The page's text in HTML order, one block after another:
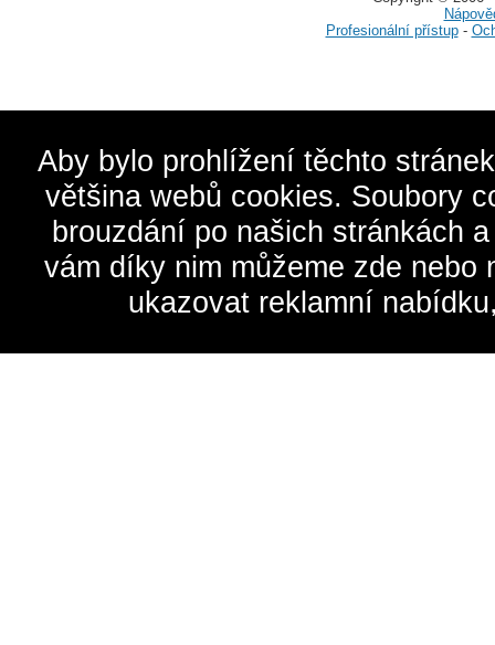
Profesionální přístup-
Aby bylo prohlížení těchto
většina webů cookies. Soubory
brouzdání po našich stránkách
vám díky nim můžeme zde
ukazovat reklamní